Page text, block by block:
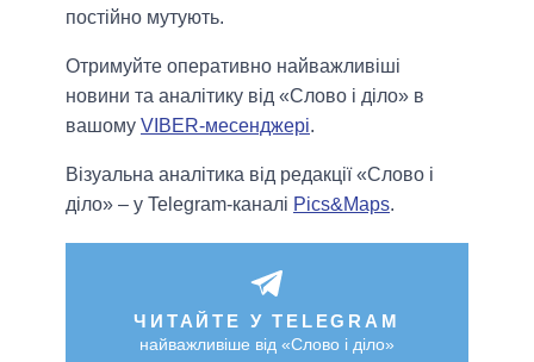
постійно мутують.
Отримуйте оперативно найважливіші
новини та аналітику від «Слово і діло» в
вашому VIBER-месенджері.
Візуальна аналітика від редакції «Слово і
діло» – у Telegram-каналі Pics&Maps.
ЧИТАЙТЕ У TELEGRAM
найважливіше від «Слово і діло»